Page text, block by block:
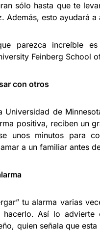
sólo hasta que te
Además, esto ayudará
parezca increíble
Feinberg School
con otros
Universidad de
positiva, reciben un
unos minutos para
a un familiar antes
tu alarma varias
Así lo advierte
quien señala que